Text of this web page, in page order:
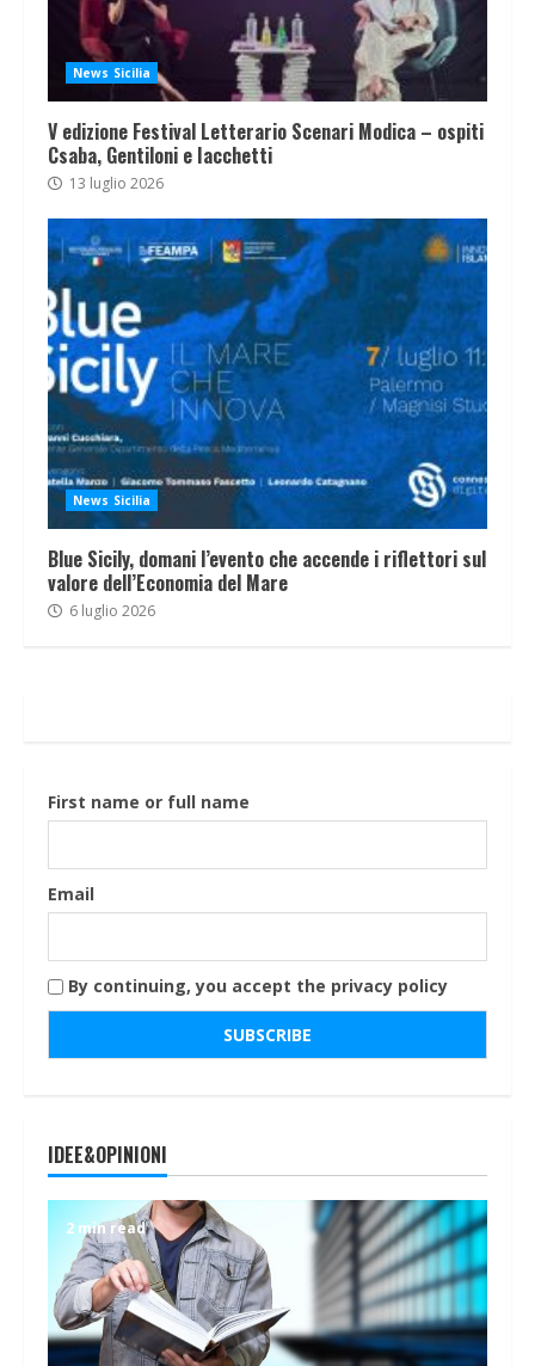
News Sicilia
V edizione Festival Letterario Scenari Modica – ospiti
Csaba, Gentiloni e Iacchetti
13 luglio 2026
News Sicilia
Blue Sicily, domani l’evento che accende i riflettori sul
valore dell’Economia del Mare
6 luglio 2026
First name or full name
Email
By continuing, you accept the privacy policy
IDEE&OPINIONI
2 min read